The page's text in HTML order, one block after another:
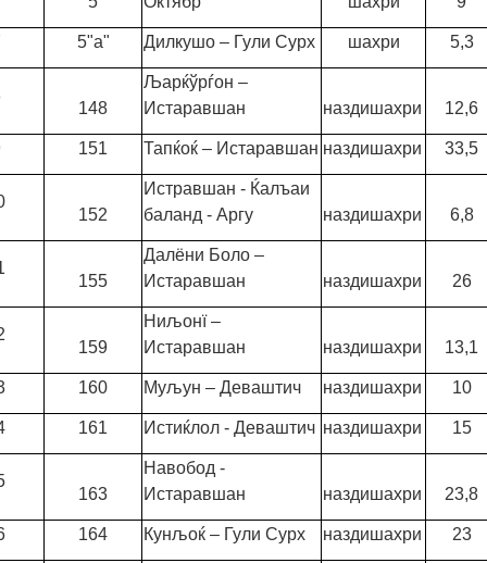
5"а" Дилкушо – Гули Сурх шахри 5,3
148
Љарќўрѓон –
Истаравшан
наздишахри 12,6
151 Тапќоќ – Истаравшан наздишахри 33,5
152
Истравшан - Ќалъаи
баланд - Аргу
наздишахри 6,8
155
Далёни Боло –
Истаравшан
наздишахри 26
159
Ниљонї –
Истаравшан
наздишахри 13,1
160 Муљун – Деваштич наздишахри 10
161 Истиќлол - Деваштич наздишахри 15
163
Навобод -
Истаравшан
наздишахри 23,8
164 Кунљоќ – Гули Сурх наздишахри 23